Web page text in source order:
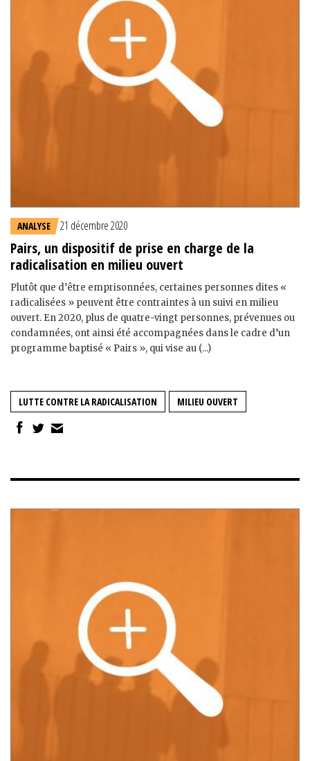
ANALYSE 21 décembre 2020
Pairs, un dispositif de prise en charge de la
radicalisation en milieu ouvert
Plutôt que d’être emprisonnées, certaines personnes dites «
radicalisées » peuvent être contraintes à un suivi en milieu
ouvert. En 2020, plus de quatre-vingt personnes, prévenues ou
condamnées, ont ainsi été accompagnées dans le cadre d’un
programme baptisé « Pairs », qui vise au (...)
LUTTE CONTRE LA RADICALISATION MILIEU OUVERT